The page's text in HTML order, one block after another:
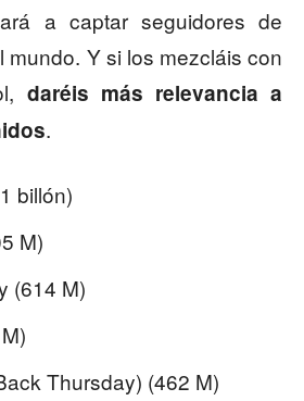
a captar seguidores de
mundo. Y si los mezcláis con
daréis más relevancia a
.
billón)
M)
(614 M)
Thursday) (462 M)